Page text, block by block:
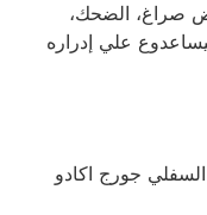
صراغ، الضحك،
علي إدراره
جورج اكادو